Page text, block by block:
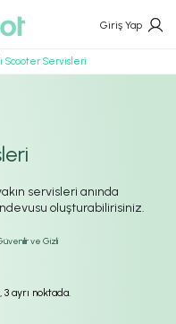
Giriş Yap
Scooter Servisleri
servisleri anında
oluşturabilirisiniz.
ve Gizli
ayrı noktada.